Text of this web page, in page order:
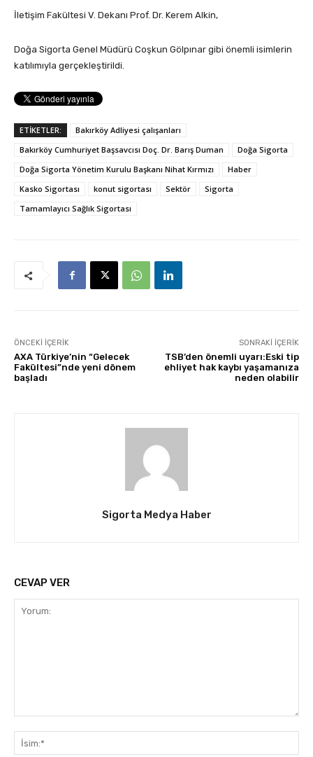
İletişim Fakültesi V. Dekanı Prof. Dr. Kerem Alkin,
Doğa Sigorta Genel Müdürü Coşkun Gölpınar gibi önemli isimlerin
katılımıyla gerçekleştirildi.
ETİKETLER:
Bakırköy Adliyesi çalışanları
Bakırköy Cumhuriyet Başsavcısı Doç. Dr. Barış Duman
Doğa Sigorta
Doğa Sigorta Yönetim Kurulu Başkanı Nihat Kırmızı
Haber
Kasko Sigortası
konut sigortası Sektör
Sigorta
Tamamlayıcı Sağlık Sigortası
ÖNCEKI İÇERIK
AXA Türkiye’nin “Gelecek
Fakültesi”nde yeni dönem
başladı
SONRAKI İÇERIK
TSB’den önemli uyarı:Eski tip
ehliyet hak kaybı yaşamanıza
neden olabilir
Sigorta Medya Haber
CEVAP VER